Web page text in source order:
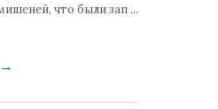
что были зап ...
→